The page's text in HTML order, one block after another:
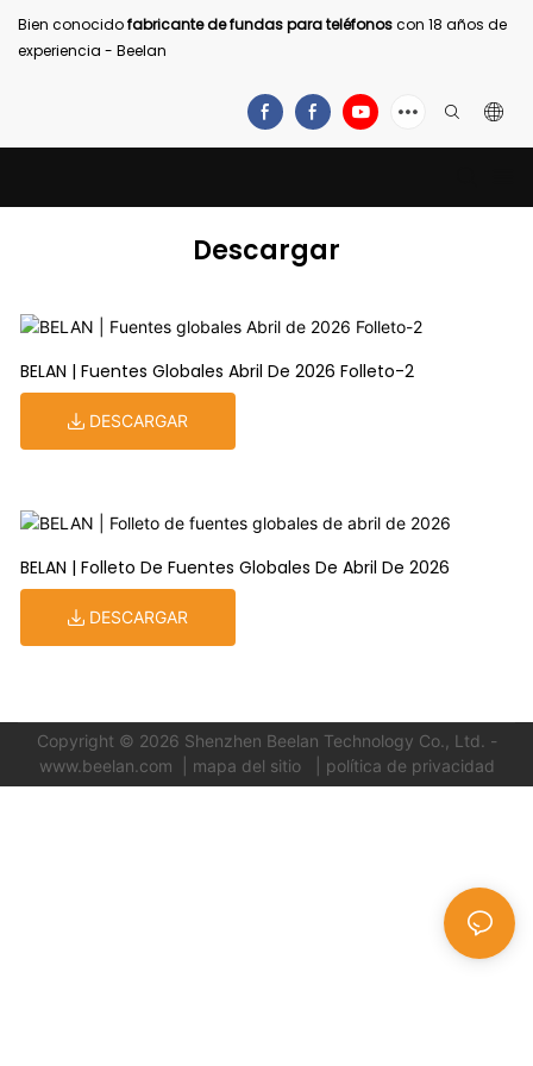
Bien conocidofabricante de fundas para teléfonoscon 18 años de
experiencia - Beelan
Descargar
BELAN | Fuentes Globales Abril De 2026 Folleto-2
DESCARGAR
BELAN | Folleto De Fuentes Globales De Abril De 2026
DESCARGAR
Copyright © 2026 Shenzhen Beelan Technology Co., Ltd. -
www.beelan.com
mapa del sitio | política de privacidad